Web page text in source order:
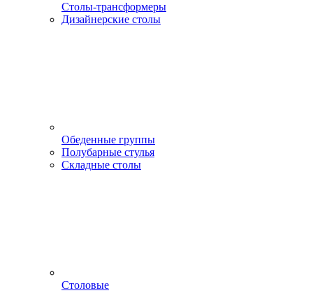
Столы-трансформеры
Дизайнерские столы
Обеденные группы
Полубарные стулья
Складные столы
Столовые